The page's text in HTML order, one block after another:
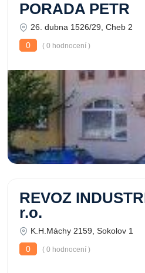
PORADA PETR
26. dubna 1526/29, Cheb 2
0
( 0 hodnocení )
REVOZ
r.o.
K.H.Máchy 2159, Sokolov 1
0
( 0 hodnocení )